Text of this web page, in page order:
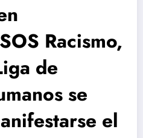
Racismo,
de
se
el